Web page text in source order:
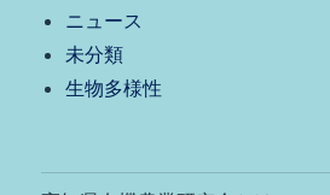
ニュース
未分類
生物多様性